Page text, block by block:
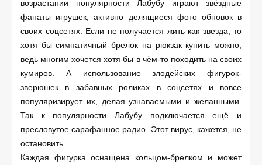
возрастании популярности Лабубу играют звёздные
фанаты игрушек, активно делящиеся фото обновок в
своих соцсетях. Если не получается жить как звезда, то
хотя бы симпатичный брелок на рюкзак купить можно,
ведь многим хочется хотя бы в чём-то походить на своих
кумиров. А использование злодейских фигурок-
зверюшек в забавных роликах в соцсетях и вовсе
популяризирует их, делая узнаваемыми и желанными.
Так к популярности Лабубу подключается ещё и
пресловутое сарафанное радио. Этот вирус, кажется, не
остановить.
Каждая фигурка оснащена кольцом-брелком и может